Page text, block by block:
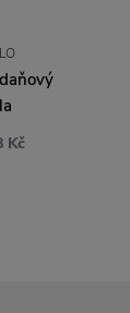
Kč